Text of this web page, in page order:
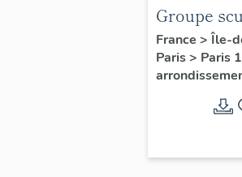
Groupe
France > Île-
Paris> Paris